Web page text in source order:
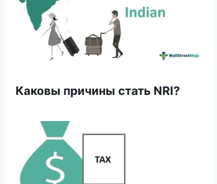
Каковы причины стать NRI?